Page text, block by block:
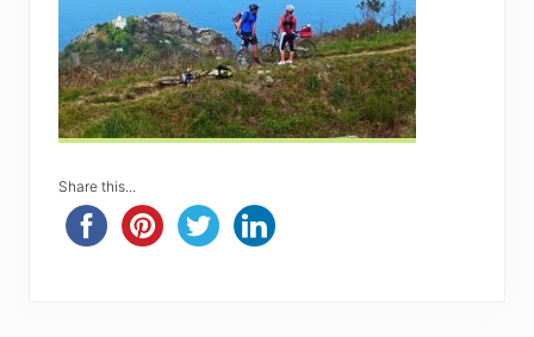
Share this...